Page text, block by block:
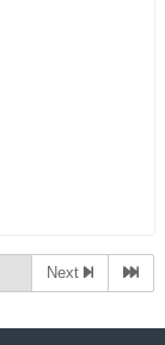
Next